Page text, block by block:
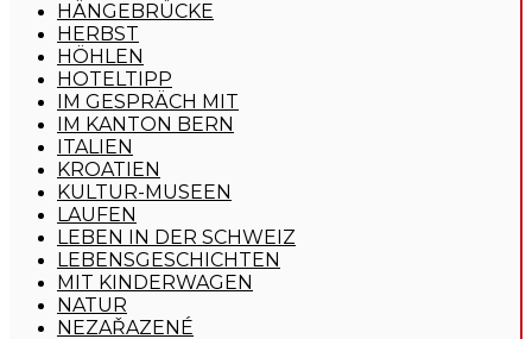
HÄNGEBRÜCKE
HERBST
HÖHLEN
HOTELTIPP
IM GESPRÄCH MIT
IM KANTON BERN
ITALIEN
KROATIEN
KULTUR-MUSEEN
LAUFEN
LEBEN IN DER SCHWEIZ
LEBENSGESCHICHTEN
MIT KINDERWAGEN
NATUR
NEZAŘAZENÉ